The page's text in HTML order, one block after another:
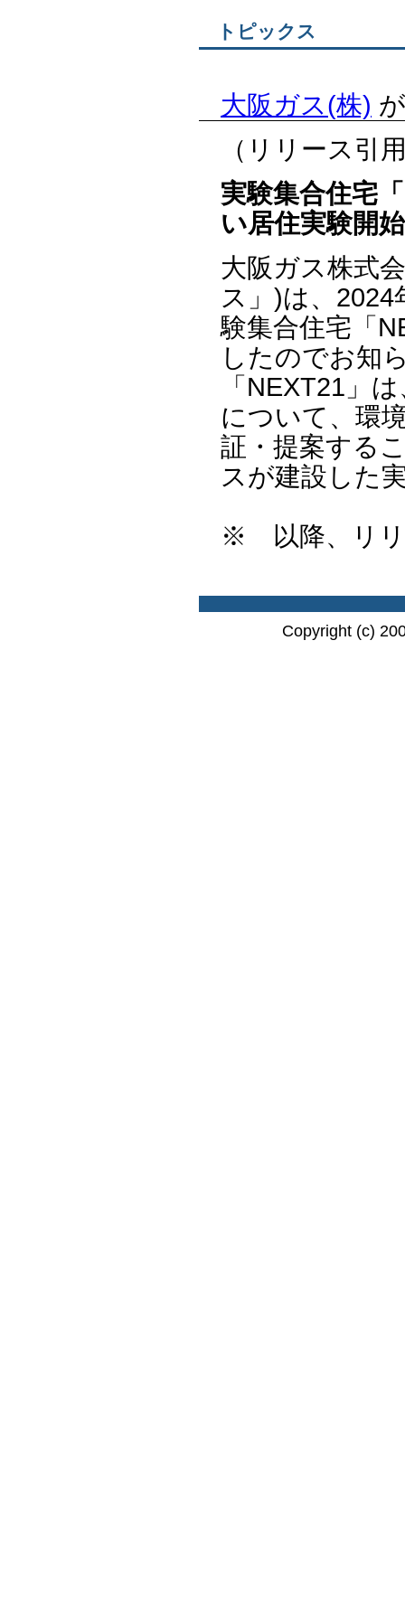
トピックス
大阪ガス(株)
（リリース引
実験集合住宅
い居住実験開
大阪ガス株式
ス」)は、
験集合住宅「
したのでお知
「NEXT21」
について、環
証・提案する
スが建設した
※ 以降、リリ
Copyright (c)